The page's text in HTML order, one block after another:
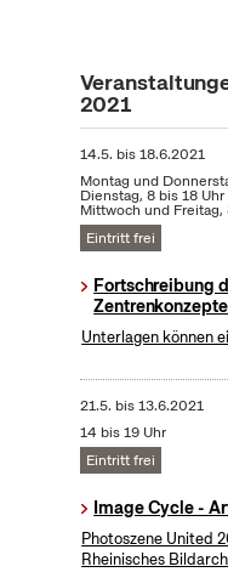
2021
14.5. bis18.6.2021
Montag und
Dienstag, 8 bis 18 Uhr
Mittwoch und Freitag,
Eintritt frei
Fortschreibung
Unterlagen können
21.5. bis13.6.2021
14 bis 19 Uhr
Eintritt frei
Image Cycle -
Photoszene United
Rheinisches